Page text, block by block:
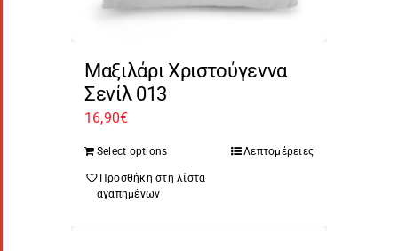
Μαξιλάρι Χριστούγεννα
Σενίλ 013
16,90€
Select options Λεπτομέρειες
Προσθήκη στη λίστα
αγαπημένων